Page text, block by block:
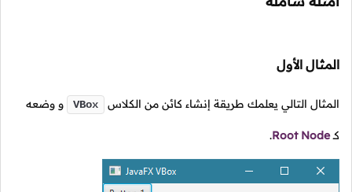
المثال الأول
المثال التالي يعلمك طريقة إنشاء كائن من الكلاس VBox و وضعه
كـRoot Node
.